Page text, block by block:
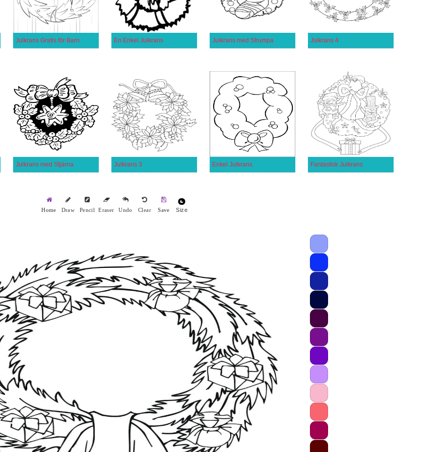
Julkrans Gratis för Barn En Enkel Julkrans Julkrans med Strumpa Julkrans 4
Julkrans med Stjärna Julkrans 3 Enkel Julkrans Fantastisk Julkrans
Home Draw Pencil Eraser Undo Clear Save Size